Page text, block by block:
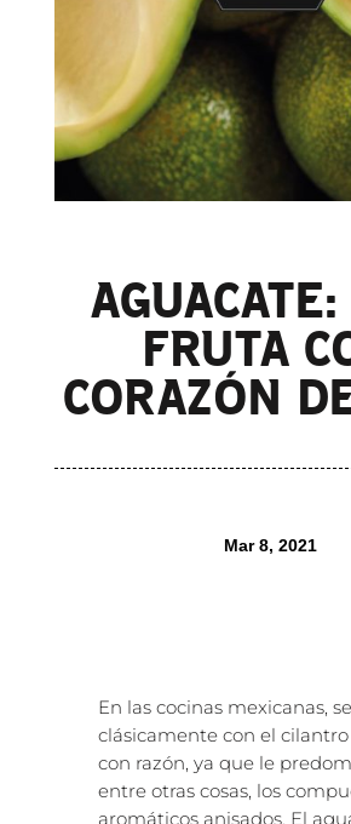
FRUTA
CORAZÓN
Mar 8, 2021
En las cocinas mexicanas,
clásicamente con el cilantro
con razón, ya que le
entre otras cosas, los
aromáticos anisados. El